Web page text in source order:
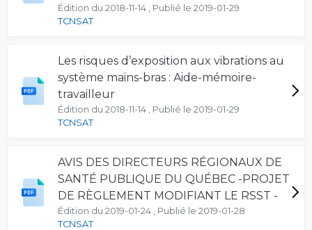
Édition du 2018-11-14 , Publié le 2019-01-29
TCNSAT
Les risques d’exposition aux vibrations au
système mains-bras : Aide-mémoire-
travailleur
Édition du 2018-11-14 , Publié le 2019-01-29
TCNSAT
AVIS DES DIRECTEURS RÉGIONAUX DE
SANTÉ PUBLIQUE DU QUÉBEC -PROJET
DE RÈGLEMENT MODIFIANT LE RSST -
Édition du 2019-01-24 , Publié le 2019-01-28
TCNSAT